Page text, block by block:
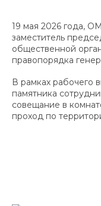
19 мая 2026 года,
заместитель
общественной
правопорядка
В рамках рабочего
памятника
совещание в
проход по